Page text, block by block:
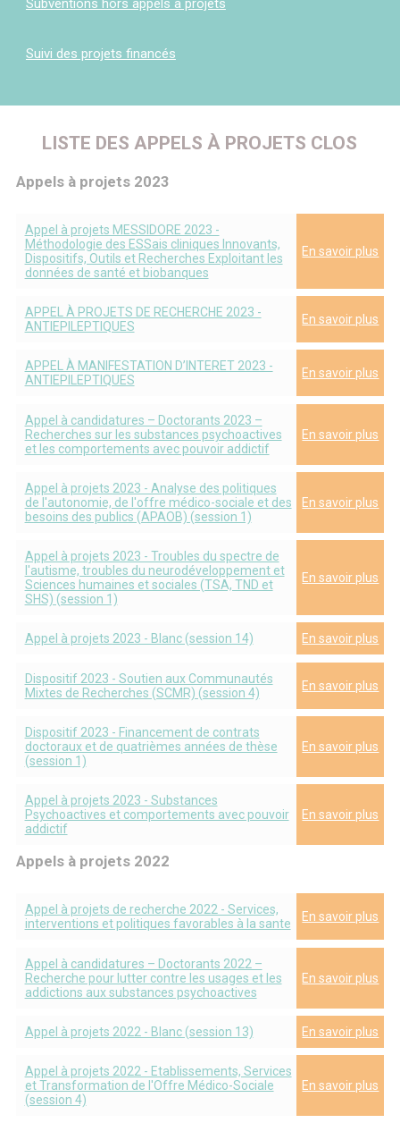
Subventions hors appels à projets
Suivi des projets financés
LISTE DES APPELS À PROJETS CLOS
Appels à projets 2023
Appel à projets MESSIDORE 2023 -
Méthodologie des ESSais cliniques Innovants,
Dispositifs, Outils et Recherches Exploitant les
données de santé et biobanques
En savoir plus
APPEL À PROJETS DE RECHERCHE 2023 -
ANTIEPILEPTIQUES
En savoir plus
APPEL À MANIFESTATION D’INTERET 2023 -
ANTIEPILEPTIQUES
En savoir plus
Appel à candidatures – Doctorants 2023 –
Recherches sur les substances psychoactives
et les comportements avec pouvoir addictif
En savoir plus
Appel à projets 2023 - Analyse des politiques
de l'autonomie, de l'offre médico-sociale et des
besoins des publics (APAOB) (session 1)
En savoir plus
Appel à projets 2023 - Troubles du spectre de
l'autisme, troubles du neurodéveloppement et
Sciences humaines et sociales (TSA, TND et
SHS) (session 1)
En savoir plus
Appel à projets 2023 - Blanc (session 14) En savoir plus
Dispositif 2023 - Soutien aux Communautés
Mixtes de Recherches (SCMR) (session 4)
En savoir plus
Dispositif 2023 - Financement de contrats
doctoraux et de quatrièmes années de thèse
(session 1)
En savoir plus
Appel à projets 2023 - Substances
Psychoactives et comportements avec pouvoir
addictif
En savoir plus
Appels à projets 2022
Appel à projets de recherche 2022 - Services,
interventions et politiques favorables à la sante
En savoir plus
Appel à candidatures – Doctorants 2022 –
Recherche pour lutter contre les usages et les
addictions aux substances psychoactives
En savoir plus
Appel à projets 2022 - Blanc (session 13) En savoir plus
Appel à projets 2022 - Etablissements, Services
et Transformation de l'Offre Médico-Sociale
(session 4)
En savoir plus